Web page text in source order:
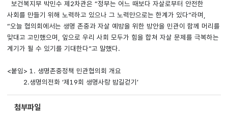
보건복지부 박민수 제2차관은 “정부는 어느 때보다 자살로부터 안전한
사회를 만들기 위해 노력하고 있으나 그 노력만으로는 한계가 있다”라며,
“오늘 협의회에서는 생명 존중과 자살 예방을 위한 방안을 민관이 함께 머리를
맞대고 고민했으며, 앞으로 우리 사회 모두가 힘을 합쳐 자살 문제를 극복하는
계기가 될 수 있기를 기대한다”고 말했다.
<붙임> 1. 생명존중정책 민관협의회 개요
2.생명의전화 ‘제19회 생명사랑 밤길걷기’
첨부파일